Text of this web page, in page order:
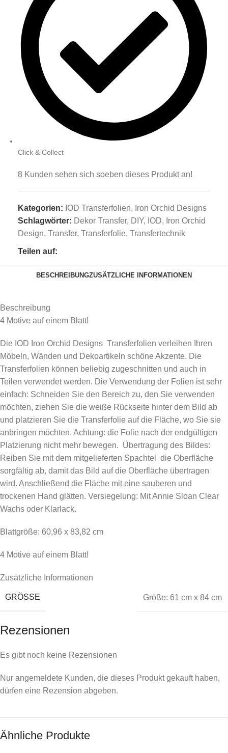
Click & Collect
8 Kunden sehen sich soeben dieses Produkt an!
Kategorien: IOD Transferfolien, Iron Orchid Designs
Schlagwörter: Dekor Transfer, DIY, IOD, Iron Orchid
Design, Transfer, Transferfolie, Transfertechnik
Teilen auf:
BESCHREIBUNGZUSÄTZLICHE INFORMATIONEN
Beschreibung
4 Motive auf einem Blatt!
Die IOD Iron Orchid Designs Transferfolien verleihen Ihren
Möbeln, Wänden und Dekoartikeln schöne Akzente. Die
Transferfolien können beliebig zugeschnitten und auch in
Teilen verwendet werden. Die Verwendung der Folien ist sehr
einfach: Schneiden Sie den Bereich zu, den Sie verwenden
möchten, ziehen Sie die weiße Rückseite hinter dem Bild ab
und platzieren Sie die Transferfolie auf die Fläche, wo Sie sie
anbringen möchten. Achtung: die Folie nach der endgültigen
Platzierung nicht mehr bewegen. Übertragung des Bildes:
Reiben Sie mit dem mitgelieferten Spachtel die Oberfläche
sorgfältig ab, damit das Bild auf die Oberfläche übertragen
wird. Anschließend die Fläche mit eine sauberen und
trockenen Hand glätten. Versiegelung: Mit Annie Sloan Clear
Wachs oder Klarlack.
Blattgröße: 60,96 x 83,82 cm
4 Motive auf einem Blatt!
Zusätzliche Informationen
GRÖSSE Größe: 61 cm x 84 cm
Rezensionen
Es gibt noch keine Rezensionen
Nur angemeldete Kunden, die dieses Produkt gekauft haben,
dürfen eine Rezension abgeben.
Ähnliche Produkte